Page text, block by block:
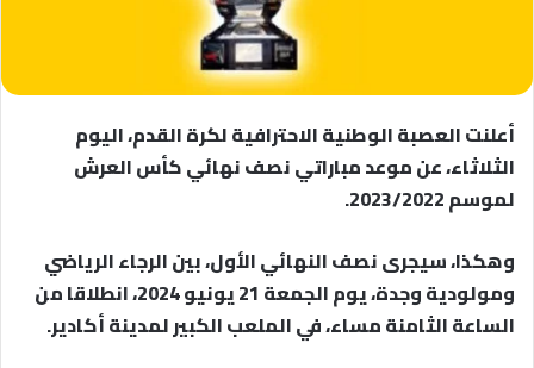
أعلنت العصبة الوطنية الاحترافية لكرة القدم، اليوم
الثلاثاء، عن موعد مباراتي نصف نهائي كأس العرش
لموسم 2023/2022.
وهكذا، سيجرى نصف النهائي الأول، بين الرجاء الرياضي
ومولودية وجدة، يوم الجمعة 21 يونيو 2024، انطلاقا من
الساعة الثامنة مساء، في الملعب الكبير لمدينة أكادير.